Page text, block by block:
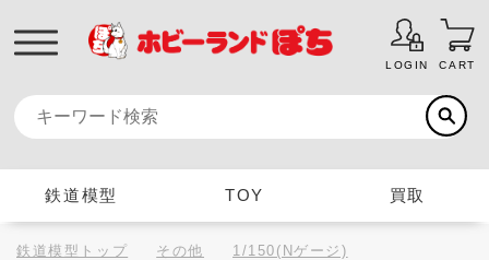
LOGIN CART
鉄道模型 TOY 買取
鉄道模型トップ その他
1/150(Nゲージ)